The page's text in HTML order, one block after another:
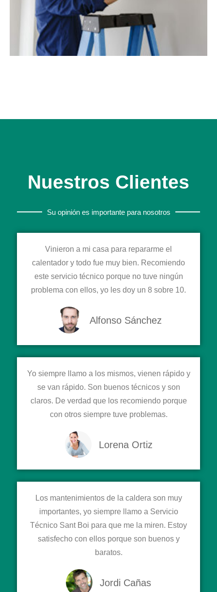
Nuestros Clientes
Su opinión es importante para nosotros
Vinieron a mi casa para repararme el
calentador y todo fue muy bien. Recomiendo
este servicio técnico porque no tuve ningún
problema con ellos, yo les doy un 8 sobre 10.
Alfonso Sánchez
Yo siempre llamo a los mismos, vienen rápido y
se van rápido. Son buenos técnicos y son
claros. De verdad que los recomiendo porque
con otros siempre tuve problemas.
Lorena Ortiz
Los mantenimientos de la caldera son muy
importantes, yo siempre llamo a Servicio
Técnico Sant Boi para que me la miren. Estoy
satisfecho con ellos porque son buenos y
baratos.
Jordi Cañas